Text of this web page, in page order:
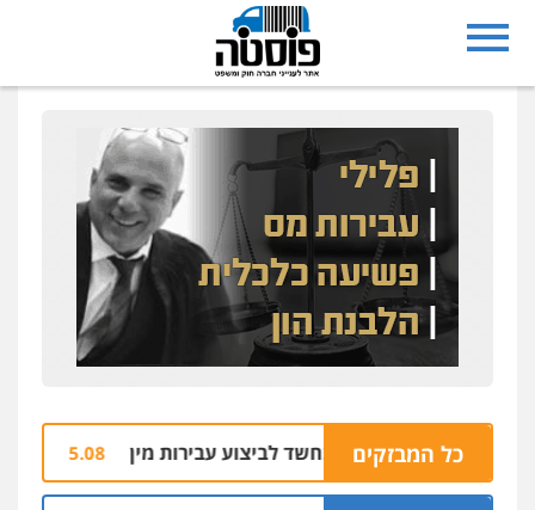
כל המבזקים
לציון נחקר בחשד לביצוע עבירות מין 05.08 | 10:05